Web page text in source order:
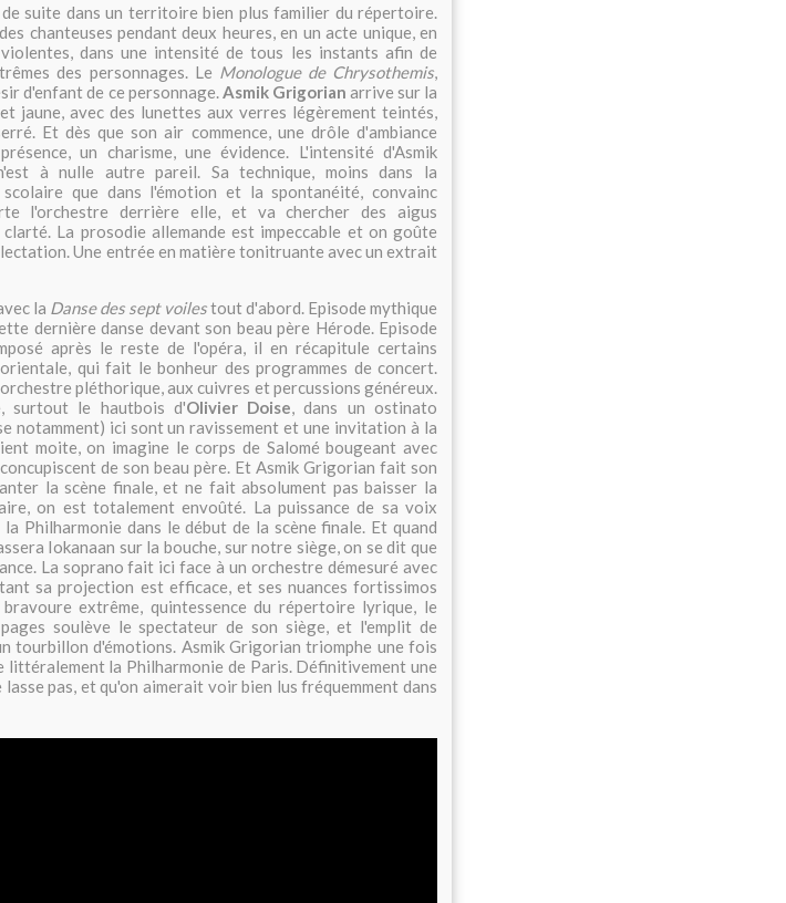
suite dans un territoire bien plus familier du répertoire.
chanteuses pendant deux heures, en un acte unique, en
dans une intensité de tous les instants afin de
des personnages. Le Monologue de Chrysothemis,
d'enfant de ce personnage.Asmik Grigorian arrive sur la
jaune, avec des lunettes aux verres légèrement teintés,
Et dès que son air commence, une drôle d'ambiance
un charisme, une évidence. L'intensité d'Asmik
à nulle autre pareil. Sa technique, moins dans la
que dans l'émotion et la spontanéité, convainc
l'orchestre derrière elle, et va chercher des aigus
La prosodie allemande est impeccable et on goûte
Une entrée en matière tonitruante avec un extrait
la Danse des sept voilestout d'abord. Episode mythique
dernière danse devant son beau père Hérode. Episode
après le reste de l'opéra, il en récapitule certains
qui fait le bonheur des programmes de concert.
pléthorique, aux cuivres et percussions généreux.
surtout le hautbois d'Olivier Doise, dans un ostinato
notamment) ici sont un ravissement et une invitation à la
moite, on imagine le corps de Salomé bougeant avec
de son beau père. Et Asmik Grigorian fait son
la scène finale, et ne fait absolument pas baisser la
on est totalement envoûté. La puissance de sa voix
Philharmonie dans le début de la scène finale. Et quand
Iokanaan sur la bouche, sur notre siège, on se dit que
La soprano fait ici face à un orchestre démesuré avec
sa projection est efficace, et ses nuances fortissimos
extrême, quintessence du répertoire lyrique, le
soulève le spectateur de son siège, et l'emplit de
tourbillon d'émotions. Asmik Grigorian triomphe une fois
littéralement la Philharmonie de Paris. Définitivement une
pas, et qu'on aimerait voir bien lus fréquemment dans